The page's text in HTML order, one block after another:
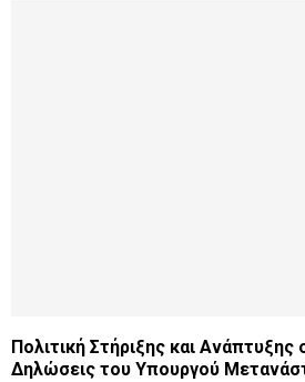
Πολιτική Στήριξης και Ανάπτυξης
Δηλώσεις του Υπουργού